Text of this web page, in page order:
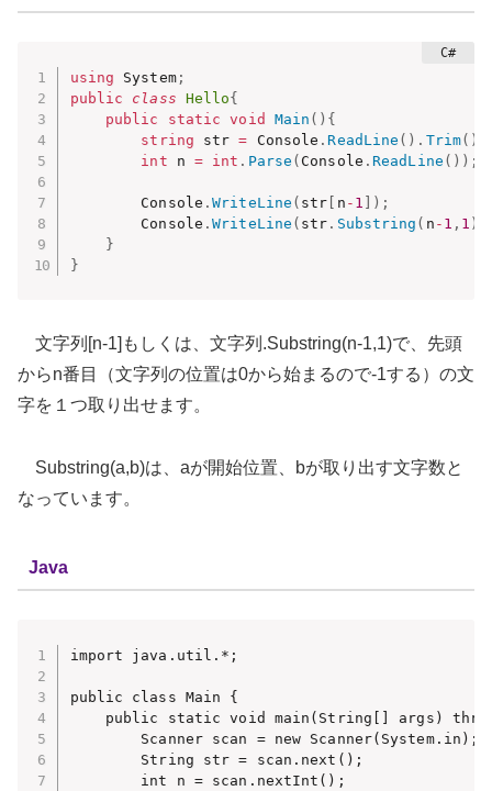
using System;
public
class Hello{
public
static void Main ( ) {
string str = Console .ReadLine ( ) . Trim( )
int n = int . Parse ( Console . ReadLine ( ) ) ;
        Console
.WriteLine ( str [ n - 1 ] ) ;
        Console
.WriteLine ( str . Substring ( n - 1 , 1 )
}
}
文字列[n-1]もしくは、文字列.Substring(n-1,1)で、先頭
からn番目（文字列の位置は0から始まるので-1する）の文
字を１つ取り出せます。
Substring(a,b)は、aが開始位置、bが取り出す文字数と
なっています。
Java
import java.util.*;
public class Main {
public static void main(String[] args)
        Scanner scan = new Scanner(System.in);
        String str = scan.next();
        int n = scan.nextInt();